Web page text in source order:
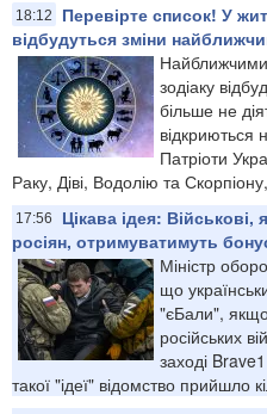
18:12
Перевірте список! У
відбудуться зміни
Найближчими
зодіаку
більше не
відкриються
Патріоти
Раку, Діві, Водолію та
17:56
Цікава ідея: Військові,
росіян, отримуватимуть
Міністр
що
"єБали",
російських
заході
такої "ідеї" відомство прийшло